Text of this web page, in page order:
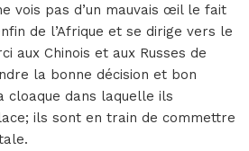
vois pas d’un mauvais œil le fait
de l’Afrique et se dirige vers le
aux Chinois et aux Russes de
la bonne décision et bon
cloaque dans laquelle ils
ils sont en train de commettre